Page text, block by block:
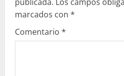
e
n
marcados con *
Comentario *